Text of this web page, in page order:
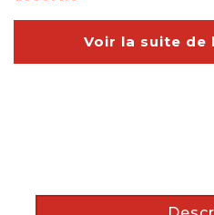
Voir la suite de